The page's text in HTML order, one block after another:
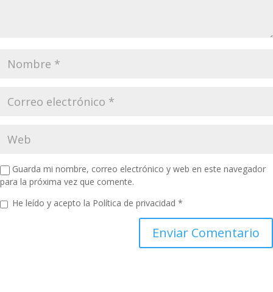
Guarda mi nombre, correo electrónico y web en este navegador
para la próxima vez que comente.
He leído y acepto la Política de privacidad *